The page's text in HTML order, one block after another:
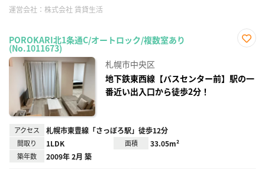
運営会社： 株式会社 賃貸生活
POROKARI北1条通C/オートロック/複数室あり
(No.1011673)
録
札幌市中央区
地下鉄東西線【バスセンター前】駅の一
番近い出入口から徒歩2分！
アクセス 札幌市東豊線「さっぽろ駅」徒歩12分
間取り 1LDK 面積 33.05m²
築年数 2009年 2月 築